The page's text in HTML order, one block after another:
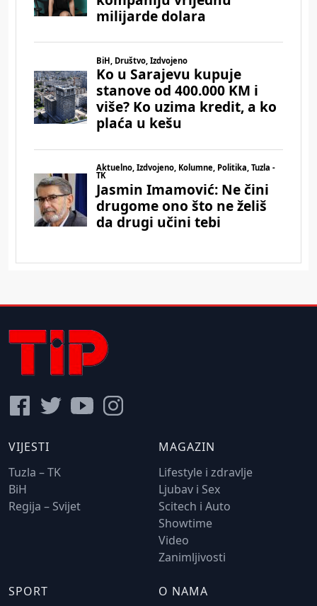
VIJESTI
Tuzla – TK
BiH
Regija – Svijet
MAGAZIN
Lifestyle i zdravlje
Ljubav i Sex
Scitech i Auto
Showtime
Video
Zanimljivosti
SPORT O NAMA